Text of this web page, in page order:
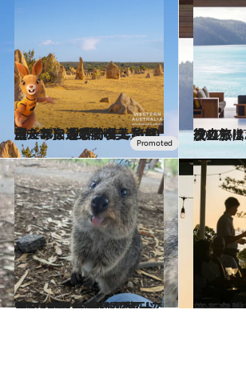
2024.3.1
【一年を通じてベストシーズン】 世界一美しい都市・パースで満喫！ 旅に出たくなる感動の美景 10選
旅＆お出かけ 次の旅は、断然オーストラリア！
旅＆お
2023.11.18
人口166人の島に1万匹以上!? “世界一幸せな動物”クオッカの楽園 オーストラリア【ロットネスト島】
旅＆お出かけ シティ・ビーチのサンセットを眺めながらシ
旅＆お